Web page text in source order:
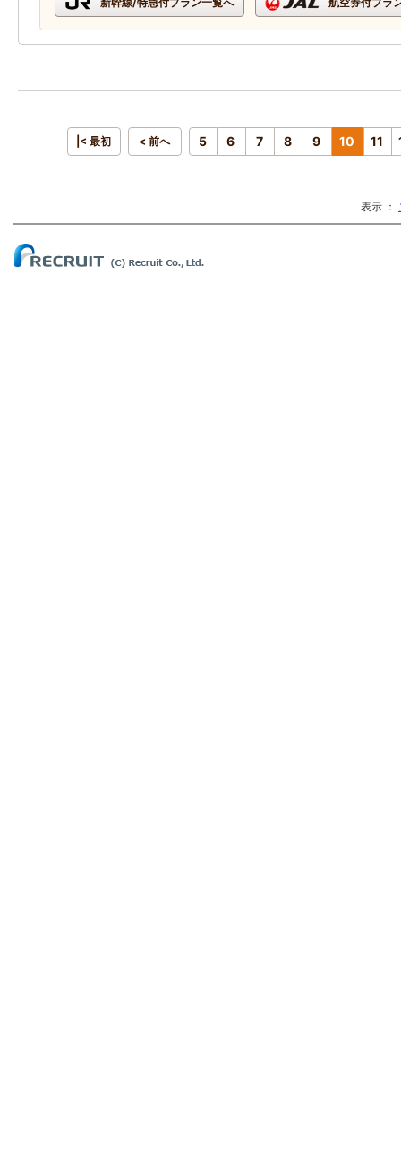
|< 最初 < 前へ 5 6 7 8 9 10 11
表示 ：